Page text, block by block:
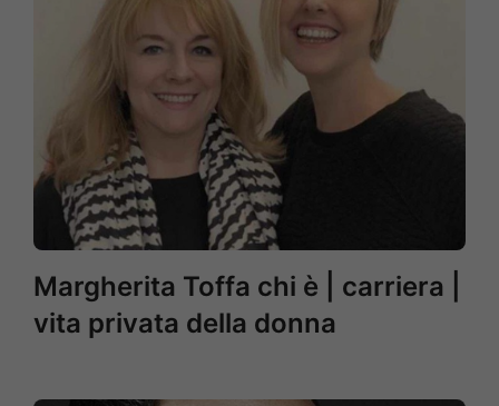
Margherita Toffa chi è | carriera |
vita privata della donna